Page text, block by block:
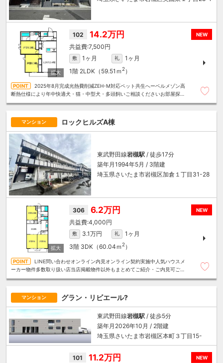
NEW
102 14.2万円
7,500円
敷 1ヶ月 礼
1ヶ月
1階 2LDK（59.51ｍ 2）
2025年8月完成光熱費削減ZEH-M対応ペット共生へーベルメゾン高
断熱仕様により年中快適犬・猫・中型犬・多頭飼いご相談くださいお部屋探し
マンション ロックヒルズA棟
東武野田線岩槻駅 / 徒歩17分
築年月1994年5月 / 3階建
埼玉県さいたま市岩槻区加倉１丁目31-28
NEW
306 6.2万円
4,000円
敷 3.1万円 礼
1ヶ月
3階 3DK（60.04ｍ 2）
LINE問い合わせオンライン内見オンライン契約実施中人気ハウスメ
ーカー物件多数取り扱い店当店掲載物件以外もまとめてご紹介・ご内見可ご予
マンション グラン・リビエール?
東武野田線岩槻駅 / 徒歩5分
築年月2026年10月 / 2階建
埼玉県さいたま市岩槻区本町３丁目15-
NEW
101 11.2万円